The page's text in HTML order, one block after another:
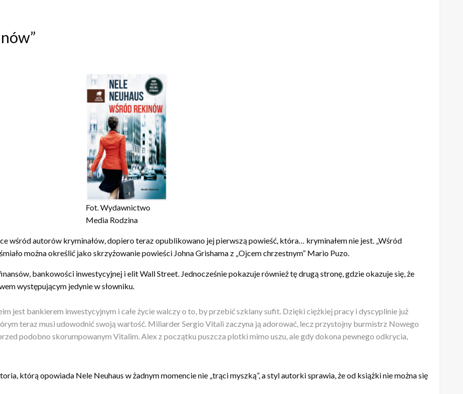
Fot. Wydawnictwo
Media Rodzina
wśród autorów kryminałów, dopiero teraz opublikowano jej pierwszą powieść, która… kryminałem nie jest. „Wśród
można określić jako skrzyżowanie powieści Johna Grishama z „Ojcem chrzestnym” Mario Puzo.
bankowości inwestycyjnej i elit Wall Street. Jednocześnie pokazuje również tę drugą stronę, gdzie okazuje się, że
występującym jedynie w słowniku.
jest bankierem inwestycyjnym i całe życie walczy o to, by przebić szklany sufit. Dzięki ciężkiej pracy i dyscyplinie już
teraz musi udowodnić swoją wartość. Miliarder Sergio Vitali zaczyna ją adorować, lecz przystojny burmistrz Nowego
podobno skorumpowanym Vitalim. Alex z początku puszcza plotki mimo uszu, ale gdy dokona pewnego odkrycia,
którą opowiada Nele Neuhaus w żadnym momencie nie „trąci myszką”, a styl autorki sprawia, że od książki nie można się